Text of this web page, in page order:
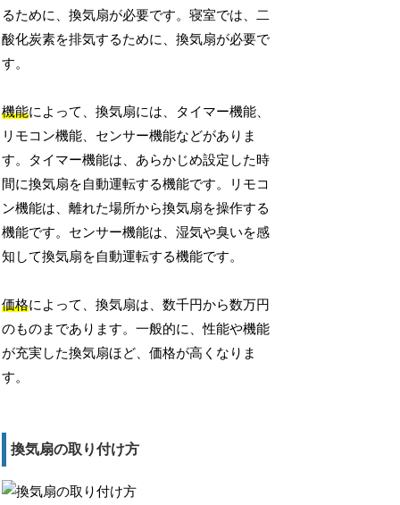
るために、換気扇が必要です。寝室では、二
酸化炭素を排気するために、換気扇が必要で
す。
機能によって、換気扇には、タイマー機能、
リモコン機能、センサー機能などがありま
す。タイマー機能は、あらかじめ設定した時
間に換気扇を自動運転する機能です。リモコ
ン機能は、離れた場所から換気扇を操作する
機能です。センサー機能は、湿気や臭いを感
知して換気扇を自動運転する機能です。
価格によって、換気扇は、数千円から数万円
のものまであります。一般的に、性能や機能
が充実した換気扇ほど、価格が高くなりま
す。
換気扇の取り付け方